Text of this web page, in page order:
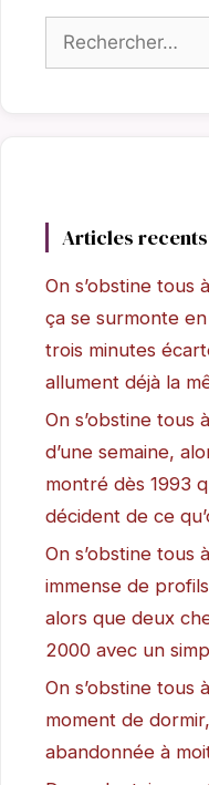
Rechercher :
Articles recents
On s’obstine tous
ça se surmonte
trois minutes
allument déjà la
On s’obstine tous
d’une semaine,
montré dès 1993
décident de ce
On s’obstine tous
immense de
alors que deux
2000 avec un
On s’obstine tous
moment de
abandonnée à